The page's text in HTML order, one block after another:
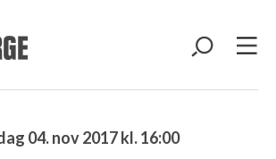
04. nov 2017 kl. 16:00